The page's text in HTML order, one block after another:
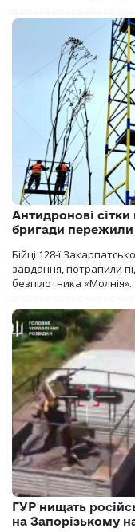
Антидронові сітки
бригади пережили
Бійці 128-ї
завдання, потрапили
безпілотника «Молнія».
ГУР нищать
на Запорізькому